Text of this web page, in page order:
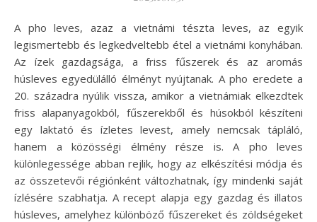
A pho leves, azaz a vietnámi tészta leves, az egyik
legismertebb és legkedveltebb étel a vietnámi konyhában.
Az ízek gazdagsága, a friss fűszerek és az aromás
húsleves egyedülálló élményt nyújtanak. A pho eredete a
20. századra nyúlik vissza, amikor a vietnámiak elkezdtek
friss alapanyagokból, fűszerekből és húsokból készíteni
egy laktató és ízletes levest, amely nemcsak tápláló,
hanem a közösségi élmény része is. A pho leves
különlegessége abban rejlik, hogy az elkészítési módja és
az összetevői régiónként változhatnak, így mindenki saját
ízlésére szabhatja. A recept alapja egy gazdag és illatos
húsleves, amelyhez különböző fűszereket és zöldségeket